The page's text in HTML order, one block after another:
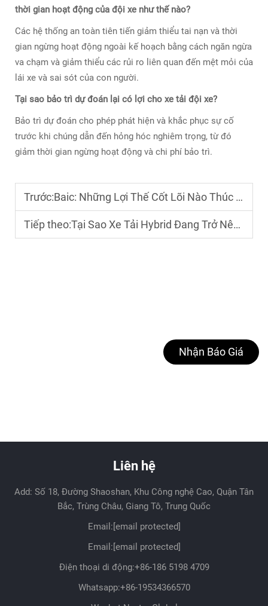
thời gian hoạt động của đội xe như thế nào?
Các hệ thống an toàn tiên tiến giảm thiểu tai nạn và thời
gian ngừng hoạt động ngoài kế hoạch bằng cách ngăn ngừa
va chạm và giảm thiểu các rủi ro liên quan đến mệt mỏi của
lái xe và sai sót của con người.
Tại sao bảo trì dự đoán lại có lợi cho xe tải đội xe?
Bảo trì dự đoán cho phép phát hiện và khắc phục sự cố
trước khi chúng dẫn đến hỏng hóc nghiêm trọng, từ đó
giảm thời gian ngừng hoạt động và chi phí bảo trì.
Trước:Baic: Những Lợi Thế Cốt Lõi Nào Thúc Đẩy Sự Phổ Biến Của Hãng Trên Thị Trường Toàn Cầu?
Tiếp theo:Tại Sao Xe Tải Hybrid Đang Trở Nên Phổ Biến Trong Vận Tải Thương Mại?
Nhận Báo Giá
Liên hệ
Add: Số 18, Đường Shaoshan, Khu Công nghệ Cao, Quận Tân
Bắc, Trùng Châu, Giang Tô, Trung Quốc
Email:[email protected]
Email:[email protected]
Điện thoại di động:+86-186 5198 4709
Whatsapp:+86-19534366570